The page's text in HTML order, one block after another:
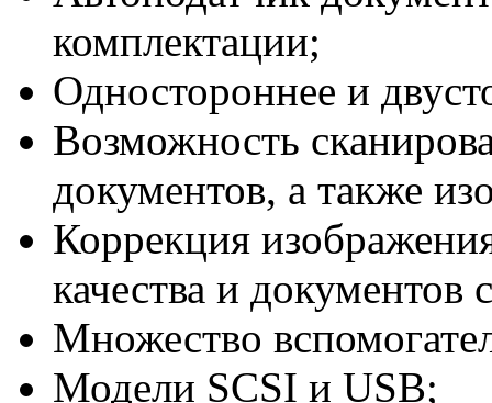
комплектации;
Одностороннее и
Возможность
документов, а также
Коррекция
качества и
Множество
Модели SCSI и USB;